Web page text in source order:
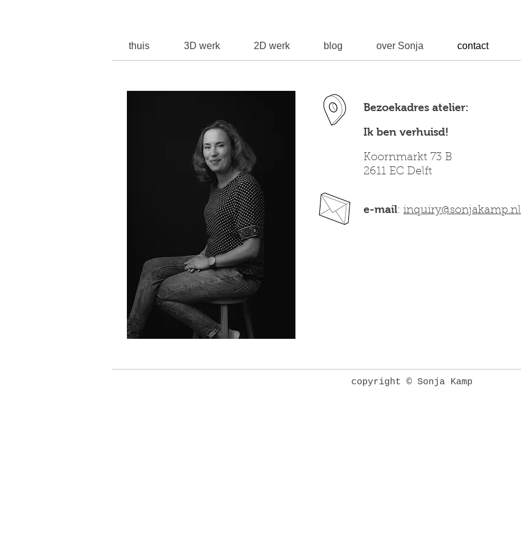
thuis 3D werk 2D werk blog over Sonja contact
Bezoekadres atelier:
Ik ben verhuisd!
Koornmarkt 73 B
2611 EC Delft
e-mail: inquiry@sonjakamp.nl
copyright © Sonja Kamp